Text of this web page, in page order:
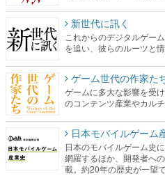
新世代に訊く
これからのデジタルゲー
を追い、彼らのルーツと
ゲーム世代の作家た
ゲームに多大な影響を受
のコンテンツ産業やカル
日本モバイルゲーム
日本のモバイルゲーム史
網羅するほか、開発者へ
載。約20年の歴史が一望